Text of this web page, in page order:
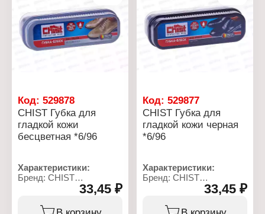
Вариация: для гладкой
кожи
Действие:
восстанавливающая
Форма выпуска:
аэрозоль
Объем: 250 мл
Код: 529878
CHIST Губка для
гладкой кожи
бесцветная *6/96
Характеристики:
Бренд: CHIST
Тип товара: Губка
Вариация: для гладкой
33,45 ₽
Код:529877
CHIST Губка для
гладкой кожи черная
*6/96
Характеристики:
Бренд: CHIST
Тип товара: Губка
Вариация: для гладкой
33,45 ₽